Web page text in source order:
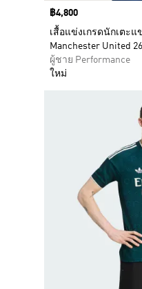
Price
฿4,800
เสื้อแข่งเกรดนักเตะ
Manchester United
ผู้ชาย Performance
ใหม่